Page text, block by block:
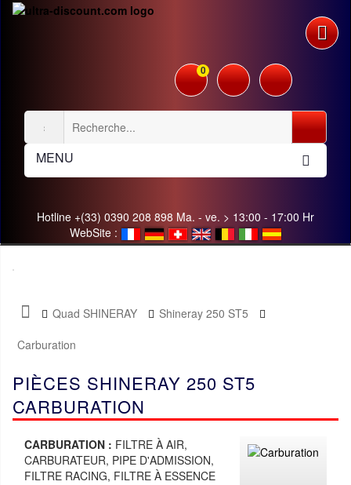
0
MENU
Hotline +(33) 0390 208 898 Ma. - ve. > 13:00 - 17:00 Hr
WebSite :
Quad SHINERAY
Shineray 250 ST5
Carburation
PIÈCES SHINERAY 250 ST5
CARBURATION
CARBURATION : FILTRE À AIR,
CARBURATEUR, PIPE D'ADMISSION,
FILTRE RACING, FILTRE À ESSENCE